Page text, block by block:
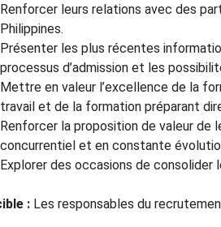
Renforcer leurs relations avec des
Philippines.
Présenter les plus récentes
processus d’admission et les
Mettre en valeur l’excellence de la
travail et de la formation préparant
Renforcer la proposition de valeur de
concurrentiel et en constante
Explorer des occasions de
: Les responsables du